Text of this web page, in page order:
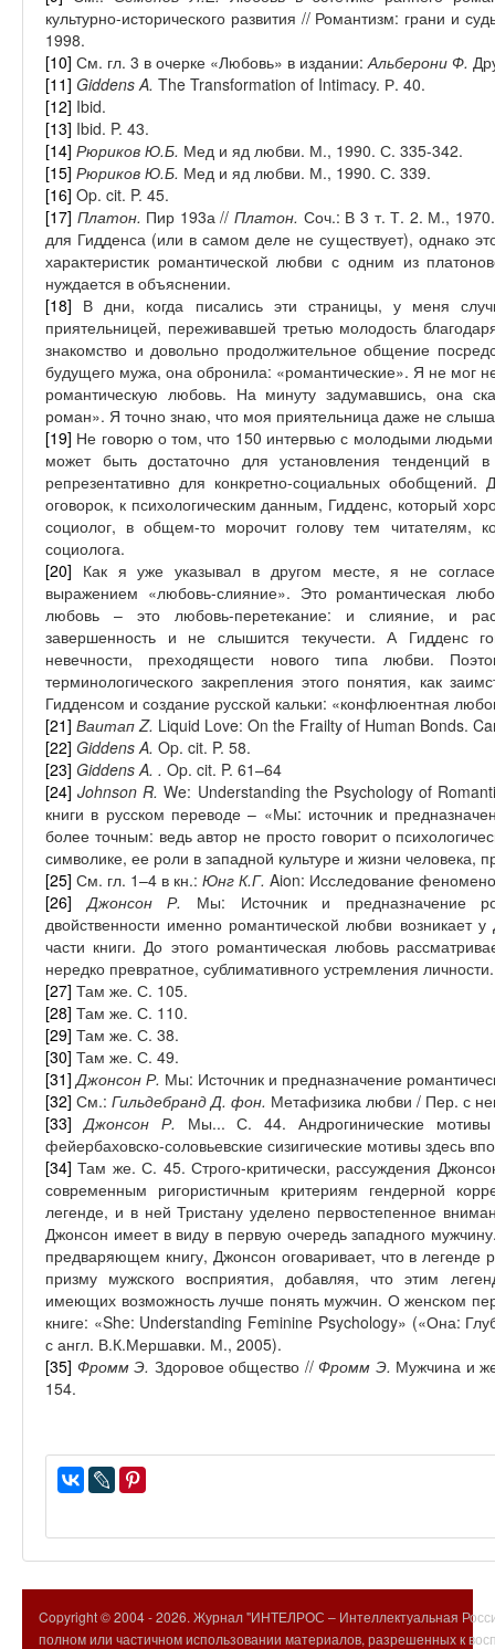
культурно-исторического развития // Романтизм: грани и
1998.
[10] См. гл. 3 в очерке «Любовь» в издании:Альберони Ф.
[11] Giddens A. The Transformation of Intimacy. Р. 40.
[12] Ibid.
[13] Ibid. P. 43.
[14] Рюриков Ю.Б. Мед и яд любви. М., 1990. С. 335-342.
[15] Рюриков Ю.Б. Мед и яд любви. М., 1990. С. 339.
[16] Op. cit. P. 45.
[17] Платон. Пир 193а //Платон. Соч.: В 3 т. Т. 2. М.,
для Гидденса (или в самом деле не существует), однако
характеристик романтической любви с одним из
нуждается в объяснении.
[18] В дни, когда писались эти страницы, у меня
приятельницей, переживавшей третью молодость
знакомство и довольно продолжительное общение
будущего мужа, она обронила: «романтические». Я не мог
романтическую любовь. На минуту задумавшись, она
роман». Я точно знаю, что моя приятельница даже не
[19] Не говорю о том, что 150 интервью с молодыми
может быть достаточно для установления тенденций
репрезентативно для конкретно-социальных
оговорок, к психологическим данным, Гидденс, который
социолог, в общем-то морочит голову тем читателям,
социолога.
[20] Как я уже указывал в другом месте, я не
выражением «любовь-слияние». Это романтическая
любовь – это любовь-перетекание: и слияние, и
завершенность и не слышится текучести. А Гидденс
невечности, преходящести нового типа любви.
терминологического закрепления этого понятия, как
Гидденсом и создание русской кальки: «конфлюентная
[21] ВаитапZ. Liquid Love: On the Frailty of Human Bonds.
[22] Giddens A. Op. cit. P. 58.
[23] Giddens A. . Op. cit. P. 61–64
[24] Johnson R.We: Understanding the Psychology of
книги в русском переводе – «Мы: источник и
более точным: ведь автор не просто говорит о
символике, ее роли в западной культуре и жизни человека,
[25] См. гл. 1–4 в кн.: Юнг К.Г. Aion: Исследование
[26]
Джонсон Р. Мы: Источник и предназначение
двойственности именно романтической любви возникает
части книги. До этого романтическая любовь
нередко превратное, сублимативного устремления личности.
[27] Там же. С. 105.
[28] Там же. С. 110.
[29] Там же. С. 38.
[30] Там же. С. 49.
[31] Джонсон Р. Мы: Источник и предназначение
[32] См.: Гильдебранд Д. фон. Метафизика любви / Пер. с
[33] Джонсон Р. Мы... С. 44. Андрогинические
фейербаховско-соловьевские сизигические мотивы здесь
[34] Там же. С. 45. Строго-критически, рассуждения
современным ригористичным критериям гендерной
легенде, и в ней Тристану уделено первостепенное
Джонсон имеет в виду в первую очередь западного
предваряющем книгу, Джонсон оговаривает, что в легенде
призму мужского восприятия, добавляя, что этим
имеющих возможность лучше понять мужчин. О женском
книге: «She: Understanding Feminine Psychology» («Она:
с англ. В.К.Мершавки. М., 2005).
[35] Фромм Э. Здоровое общество //Фромм Э. Мужчина и
154.
Copyright © 2004 -2026. Журнал "ИНТЕЛРОС – Интеллектуальная
полном или частичном использовании материалов, разрешенных к